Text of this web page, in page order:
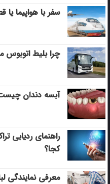
سفر با هواپیما یا
چرا بلیط اتوبوس
آبسه دندان
راهنمای ردیابی
کجا؟
معرفی نمایندگی